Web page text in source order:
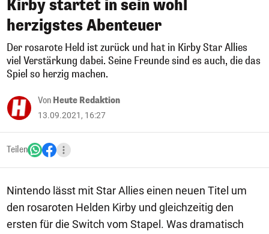
Kirby startet in sein wohl
herzigstes Abenteuer
Der rosarote Held ist zurück und hat in Kirby Star Allies
viel Verstärkung dabei. Seine Freunde sind es auch, die das
Spiel so herzig machen.
Von Heute Redaktion
13.09.2021, 16:27
Teilen
Nintendo lässt mit Star Allies einen neuen Titel um
den rosaroten Helden Kirby und gleichzeitig den
ersten für die Switch vom Stapel. Was dramatisch